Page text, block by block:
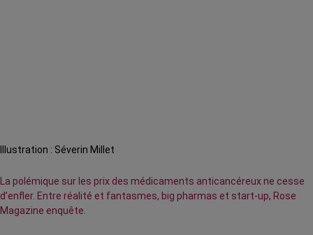
Illustration : Séverin Millet
La polémique sur les prix des médicaments anticancéreux ne cesse
d’enfler. Entre réalité et fantasmes, big pharmas et start-up, Rose
Magazine enquête.